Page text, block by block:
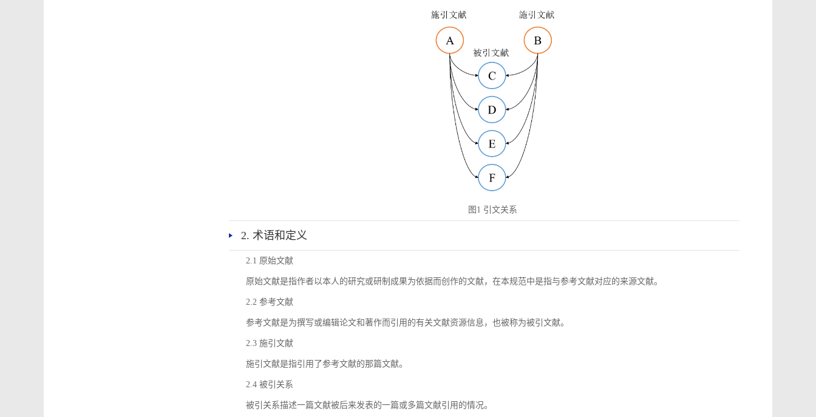
图1 引文关系
2. 术语和定义
2.1 原始文献
原始文献是指作者以本人的研究或研制成果为依据而创作的文献，在本规范中是指与参考文献对应的来源文献。
2.2 参考文献
参考文献是为撰写或编辑论文和著作而引用的有关文献资源信息，也被称为被引文献。
2.3 施引文献
施引文献是指引用了参考文献的那篇文献。
2.4 被引关系
被引关系描述一篇文献被后来发表的一篇或多篇文献引用的情况。